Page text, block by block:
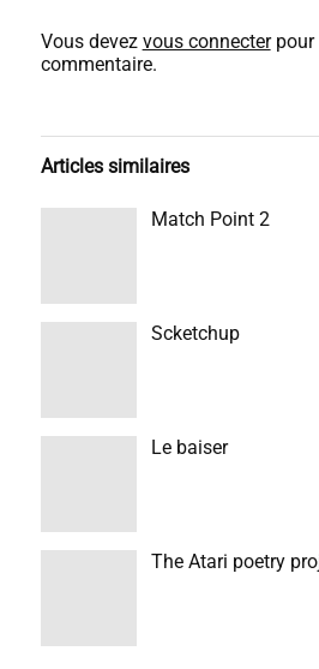
Vous devez vous connecterpour
commentaire.
Articles similaires
Match Point 2
Scketchup
Le baiser
The Atari poetry